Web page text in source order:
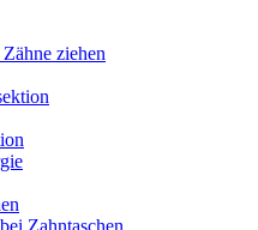
ziehen
Zahntaschen